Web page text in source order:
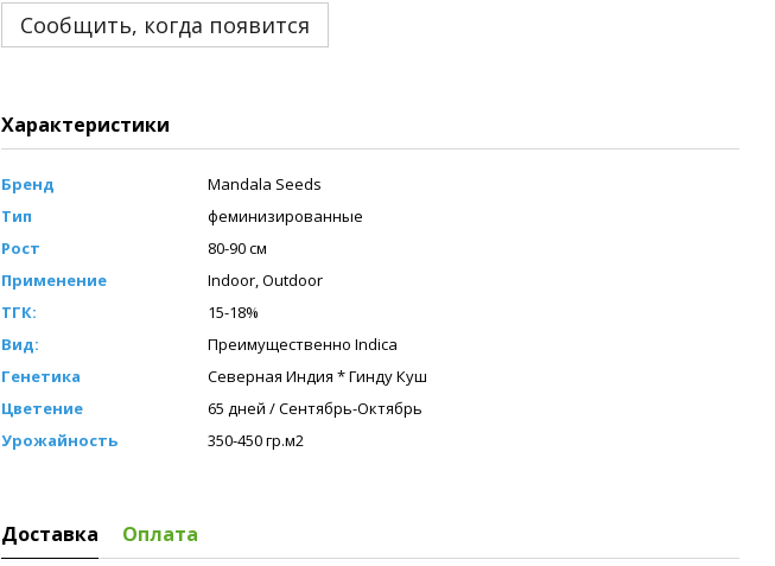
Сообщить, когда появится
Характеристики
Бренд
Mandala Seeds
Тип
феминизированные
Рост
80-90 см
Применение
Indoor, Outdoor
ТГК:
15-18%
Вид:
Преимущественно Indica
Генетика
Северная Индия * Гинду Куш
Цветение
65 дней / Сентябрь-Октябрь
Урожайность
350-450 гр.м2
Доставка Оплата